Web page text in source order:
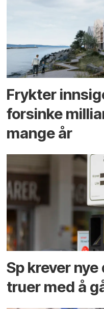
Frykter
forsinke
mange år
Sp krever
truer med å